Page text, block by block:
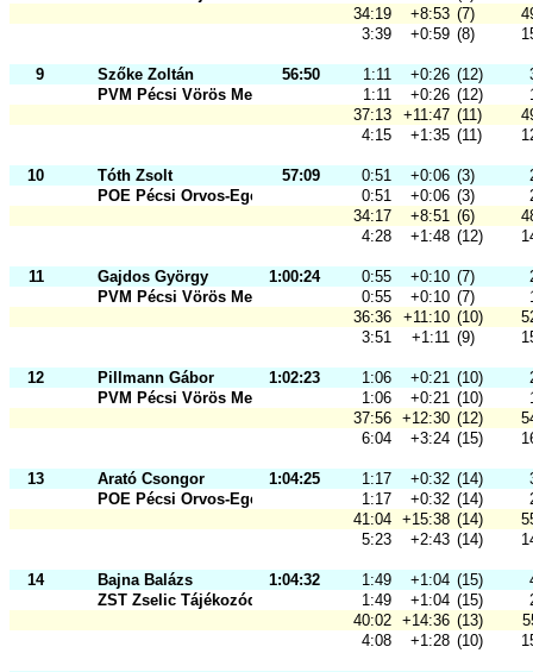
34:19
+8:53 (7)
3:39
+0:59 (8)
9 Szőke Zoltán 56:50 1:11 +0:26 (12)
PVM Pécsi Vörös Meteor SK
1:11 +0:26 (12)
37:13
+11:47 (11)
4:15
+1:35 (11)
10 Tóth Zsolt 57:09 0:51 +0:06 (3)
POE Pécsi Orvos-Egészségügyi Sport0:51 +0:06 (3)
34:17
+8:51 (6)
4:28
+1:48 (12)
11 Gajdos György 1:00:24 0:55 +0:10 (7)
PVM Pécsi Vörös Meteor SK
0:55 +0:10 (7)
36:36
+11:10 (10)
3:51
+1:11 (9)
12 Pillmann Gábor 1:02:23 1:06 +0:21 (10)
PVM Pécsi Vörös Meteor SK
1:06 +0:21 (10)
37:56 +12:30 (12)
6:04
+3:24 (15)
13 Arató Csongor 1:04:25 1:17 +0:32 (14)
POE Pécsi Orvos-Egészségügyi Sport1:17 +0:32 (14)
41:04 +15:38 (14)
5:23
+2:43 (14)
14 Bajna Balázs 1:04:32 1:49 +1:04 (15)
ZST Zselic Tájékozódási Futó és Sz 1:49 +1:04 (15)
40:02 +14:36 (13)
4:08
+1:28 (10)